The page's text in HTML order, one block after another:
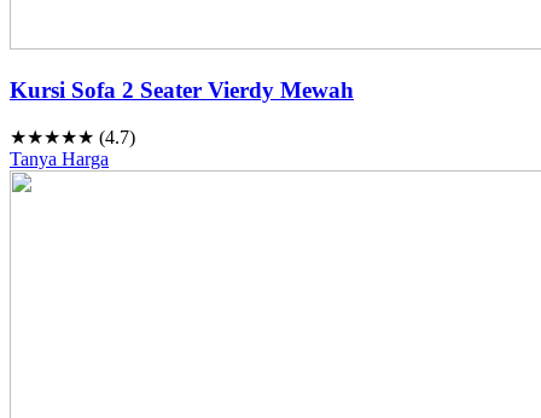
Kursi Sofa 2 Seater Vierdy Mewah
★★★★★ (4.7)
Tanya Harga